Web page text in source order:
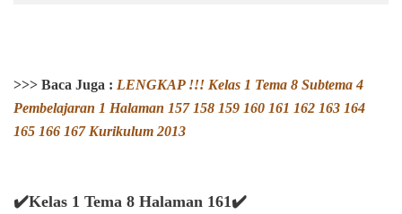
>>> Baca Juga : LENGKAP !!! Kelas 1 Tema 8 Subtema 4
Pembelajaran 1 Halaman 157 158 159 160 161 162 163 164
165 166 167 Kurikulum 2013
✔️Kelas 1 Tema 8 Halaman 161✔️